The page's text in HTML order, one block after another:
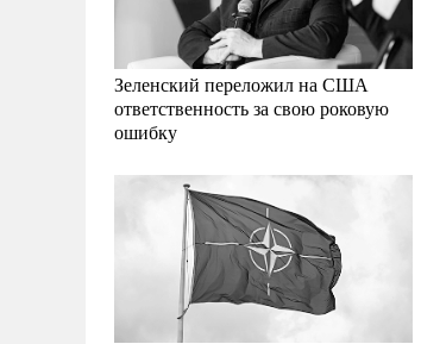
Зеленский переложил на США
ответственность за свою роковую
ошибку